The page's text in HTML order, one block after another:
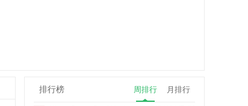
排行榜 周排行 月排行